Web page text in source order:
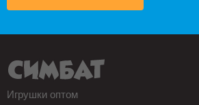
Игрушки оптом